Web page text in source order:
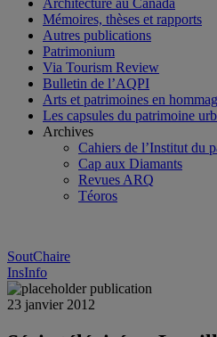
Architecture au Canada
Mémoires, thèses et rapports
Autres publications
Patrimonium
Via Tourism Review
Bulletin de l’AQPI
Arts et patrimoines en
Les capsules du patrimoine
Archives
Cahiers de l’Institut du
Cap aux Diamants
Revues ARQ
Téoros
SoutChaire
InsInfo
23 janvier 2012